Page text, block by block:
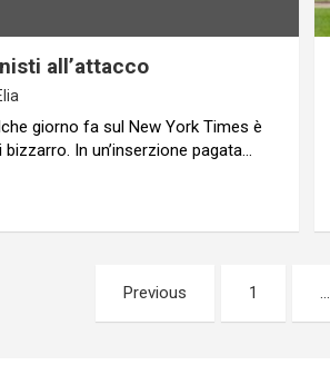
all’attacco
giorno fa sul New York Times è
In un’inserzione pagata…
Previous 1 …